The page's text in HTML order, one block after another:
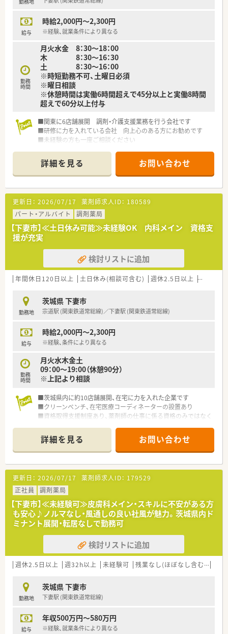
給与
時給2,000円～2,300円
※経験、就業条件により異なる
勤務
時間
月火水金 8：30～18：00
木 8：30～16：30
土 8：30～16：00
※時短勤務不可、土曜日必須
※曜日相談
※休憩時間は実働6時間超えで45分以上と実働8時間
超えで60分以上付与
■関東に6店舗展開 調剤・介護支援業務を行う会社です
■研修に力を入れている会社 向上心のある方にお勧めです
■未経験の方も一度ご相談ください
詳細を見る お問い合わせ
更新日： 2026/07/17 薬剤師求人ID： 180589
パート・アルバイト
調剤薬局
【下妻市】≪土日休み可能≫未経験OK 内科メイン 資格支
援が充実
検討リストに追加
年間休日120日以上 土日休み(相談可含む) 週休2.5日以上 週32h以
勤務地
茨城県 下妻市
宗道駅 (関東鉄道常総線)／下妻駅 (関東鉄道常総線)
給与
時給2,000円～2,300円
※経験、条件により異なる
勤務
時間
月火水木金土
09：00～19:00（休憩90分）
※上記より相談
■茨城県内に約10店舗展開、在宅に力を入れた企業です
■クリーンベンチ、在宅医療コーディネーターの設置あり
■資格取得支援制度あり、薬剤師の仕事に係る資格のみではなく
詳細を見る お問い合わせ
更新日： 2026/07/17 薬剤師求人ID： 179529
正社員
調剤薬局
【下妻市】≪未経験可≫皮膚科メイン・スキルに不安がある方
も安心♪ノルマなし・風通しの良い社風が魅力。茨城県内ド
ミナント展開・転居なしで勤務可
検討リストに追加
週休2.5日以上 週32h以上 未経験可 残業なし(ほぼなし含む)
勤務地
茨城県 下妻市
下妻駅 (関東鉄道常総線)
給与
年収500万円～580万円
※経験、就業条件により異なる